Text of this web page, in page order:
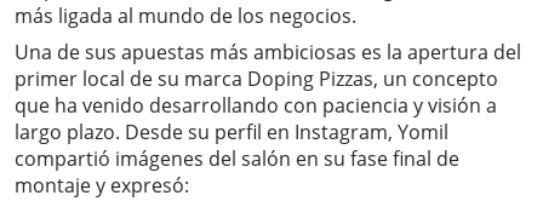
más ligada al mundo de los negocios.
Una de sus apuestas más ambiciosas es la apertura del
primer local de su marca Doping Pizzas, un concepto
que ha venido desarrollando con paciencia y visión a
largo plazo. Desde su perfil en Instagram, Yomil
compartió imágenes del salón en su fase final de
montaje y expresó: